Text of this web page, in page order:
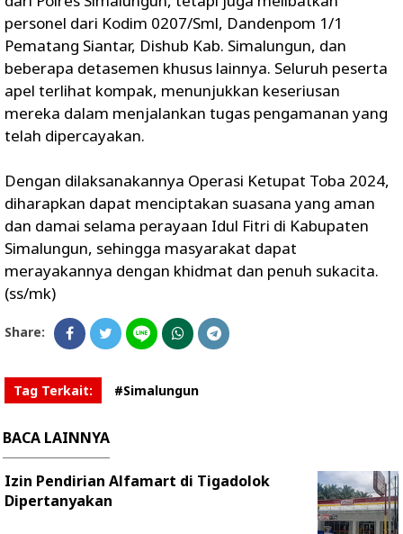
personel dari Kodim 0207/Sml, Dandenpom 1/1
Pematang Siantar, Dishub Kab. Simalungun, dan
beberapa detasemen khusus lainnya. Seluruh peserta
apel terlihat kompak, menunjukkan keseriusan
mereka dalam menjalankan tugas pengamanan yang
telah dipercayakan.
Dengan dilaksanakannya Operasi Ketupat Toba 2024,
diharapkan dapat menciptakan suasana yang aman
dan damai selama perayaan Idul Fitri di Kabupaten
Simalungun, sehingga masyarakat dapat
merayakannya dengan khidmat dan penuh sukacita.
(ss/mk)
Share:
Tag Terkait: #Simalungun
BACA LAINNYA
Izin Pendirian Alfamart di Tigadolok
Dipertanyakan